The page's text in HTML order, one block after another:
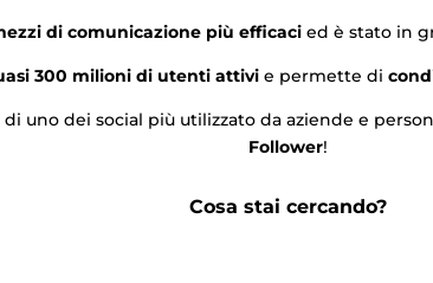
di comunicazione più efficaci ed è stato in
300 milioni di utenti attivi e permette di
uno dei social più utilizzato da aziende e
Follower!
Cosa stai cercando?